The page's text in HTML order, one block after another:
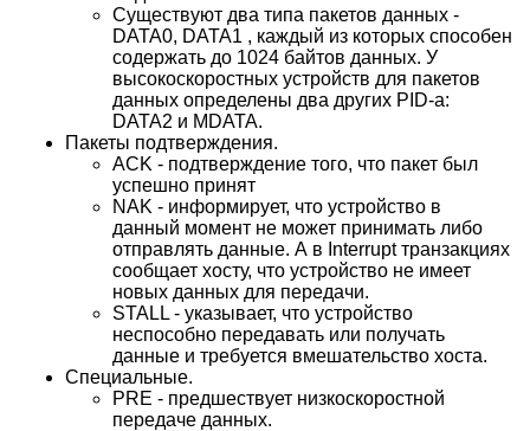
Существуют два типа пакетов данных -
DATA0, DATA1 , каждый из которых способен
содержать до 1024 байтов данных. У
высокоскоростных устройств для пакетов
данных определены два других PID-a:
DATA2 и MDATA.
Пакеты подтверждения.
ACK - подтверждение того, что пакет был
успешно принят
NAK - информирует, что устройство в
данный момент не может принимать либо
отправлять данные. А в Interrupt транзакциях
сообщает хосту, что устройство не имеет
новых данных для передачи.
STALL - указывает, что устройство
неспособно передавать или получать
данные и требуется вмешательство хоста.
Специальные.
PRE - предшествует низкоскоростной
передаче данных.